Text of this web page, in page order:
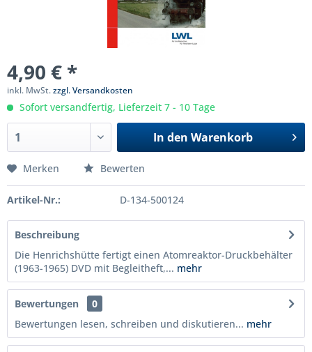
4,90 € *
inkl. MwSt.zzgl. Versandkosten
Sofort versandfertig, Lieferzeit 7 - 10 Tage
In den Warenkorb
Merken Bewerten
Artikel-Nr.: D-134-500124
Beschreibung
Die Henrichshütte fertigt einen Atomreaktor-Druckbehälter
(1963-1965) DVD mit Begleitheft,... mehr
Bewertungen
0
Bewertungen lesen, schreiben und diskutieren... mehr